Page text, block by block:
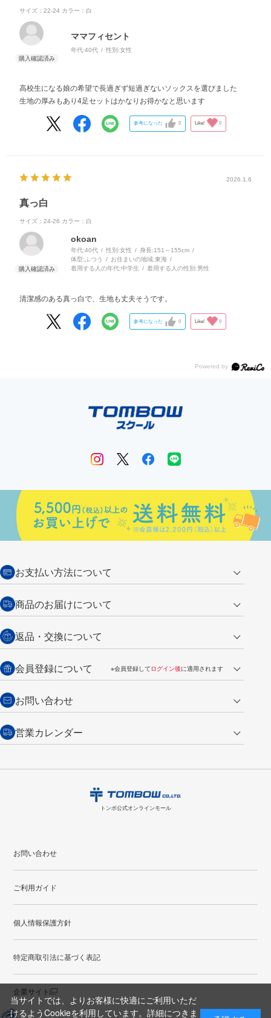
サイズ：22-24 カラー：白
ママフィセント
年代:40代 性別:女性
高校生になる娘の希望で長過ぎず短過ぎないソックスを選びました
生地の厚みもあり4足セットはかなりお得かなと思います
参考になった 0 Like! 0
2026.1.6
真っ白
サイズ：24-26 カラー：白
okoan
年代:40代 性別:女性 身長:151～155cm
体型: ふつう お住まいの地域:東海
着用する人の年代:中学生 着用する人の性別:男性
清潔感のある真っ白で、生地も丈夫そうです。
参考になった 0 Like! 0
お支払い方法について
クレジットカード
代金引換
銀行振込【前払い】
商品のお届けについて
営業日午前11時までの決済完了の
ご注文は翌営業日の発送
送料：全国一律 660円（税込）
詳しくはご利用ガイドをご覧ください。
返品・交換について
返品の場合
商品到着後7日以内・未使用品に限り返品を承ります。問い合わせフォーム
からご連絡ください。詳しくは
い。
商品到着後7日以内に限り交換を承ります。
からご連絡
会員登録について ※会員登録してログイン後に適用されます
・新規ご入会で
・税込み2,200円以上のお買い上げで
・次回のお買い物に使えるポイントがお買い上げごとに
100円につき1ポイ
ント付与されます。
会員登録はこちら
お問い合わせ
トンボ製品・サービスに関する
お問い合わせ
購入・返品に関するお問い合わせ
営業カレンダー
16
17 18 19 20 21
22
23
24
20
21
●配送休日
トンボ公式オンラインモール
お問い合わせ
ご利用ガイド
個人情報保護方針
特定商取引法に基づく表記
企業サイト
当サイトでは、よりお客様に快適にご利用いただ
けるようCookieを利用しています。詳細につきま